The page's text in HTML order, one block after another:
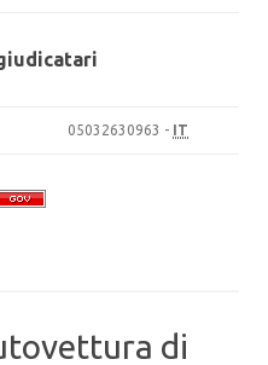
05032630963 - IT
di